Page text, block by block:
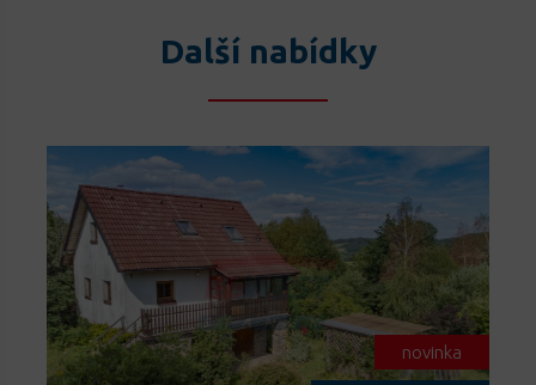
Další nabídky
novinka